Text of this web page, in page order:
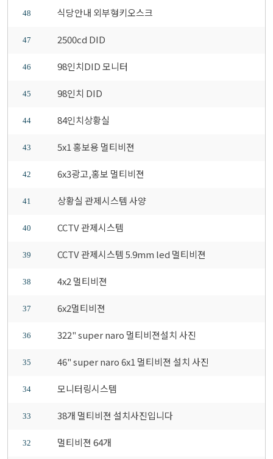
48 식당안내 외부형키오스크
47 2500cd DID
46 98인치DID 모니터
45 98인치 DID
44 84인치상황실
43 5x1 홍보용 멀티비젼
42 6x3광고,홍보 멀티비젼
41 상황실 관제시스템 사양
40 CCTV 관제시스템
39 CCTV 관제시스템 5.9mm led 멀티비젼
38 4x2 멀티비젼
37 6x2멀티비젼
36 322" super naro 멀티비젼설치 사진
35 46" super naro 6x1 멀티비젼 설치 사진
34 모니터링시스템
33 38개 멀티비젼 설치사진입니다
32 멀티비젼 64개